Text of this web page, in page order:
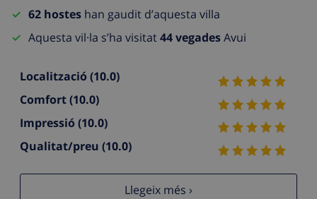
62 hostes han gaudit d’aquesta villa
Aquesta vil·la s’ha visitat44 vegadesAvui
Localització (10.0)
Comfort(10.0)
Impressió (10.0)
Qualitat/preu (10.0)
Llegeix més ›